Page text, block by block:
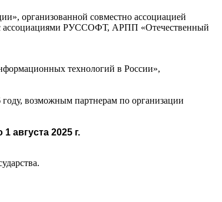
организованной совместно ассоциацией
с ассоциациями РУССОФТ, АРПП «Отечественный
технологий в России»,
возможным партнерам по организации
августа 2025 г.